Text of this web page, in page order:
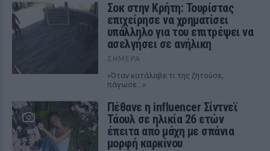
Σοκ στην Κρήτη: Τουρίστας
επιχείρησε να χρηματίσει
υπάλληλο για του επιτρέψει να
ασελγήσει σε ανήλικη
ΣΉΜΕΡΑ
«Όταν κατάλαβε τι της ζητούσε,
πάγωσε...»
Πέθανε η influencer Σίντνεϊ
Τάουλ σε ηλικία 26 ετών
έπειτα από μάχη με σπάνια
μορφή καρκίνου